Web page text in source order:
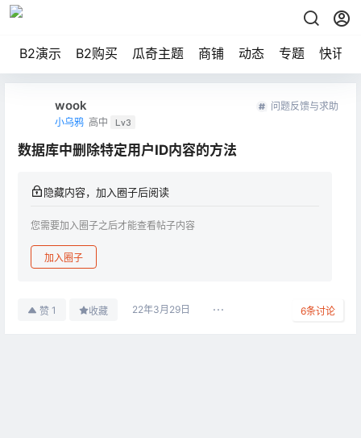
B2演示 B2购买 瓜奇主题 商铺 动态 专题 快讯
wook
小乌鸦 高中 Lv3
问题反馈与求助
数据库中删除特定用户ID内容的方法
隐藏内容，加入圈子后阅读
您需要加入圈子之后才能查看帖子内容
加入圈子
赞 1 收藏 22年3月29日 6条讨论